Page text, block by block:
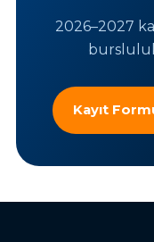
2026–2027
bursluluk
Kayıt